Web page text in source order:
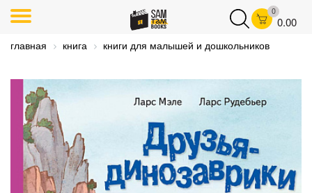
0
0.00
главная книга книги для малышей и дошкольников